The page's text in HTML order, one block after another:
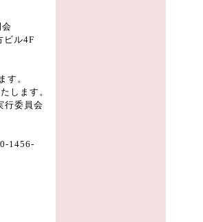
ル4F
。
ます。
委員会
1456-